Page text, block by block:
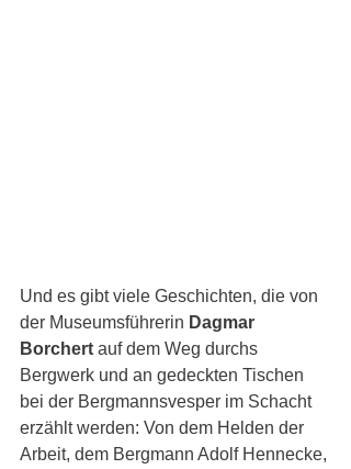
Und es gibt viele Geschichten, die von
der Museumsführerin Dagmar
Borchert auf dem Weg durchs
Bergwerk und an gedeckten Tischen
bei der Bergmannsvesper im Schacht
erzählt werden: Von dem Helden der
Arbeit, dem Bergmann Adolf Hennecke,